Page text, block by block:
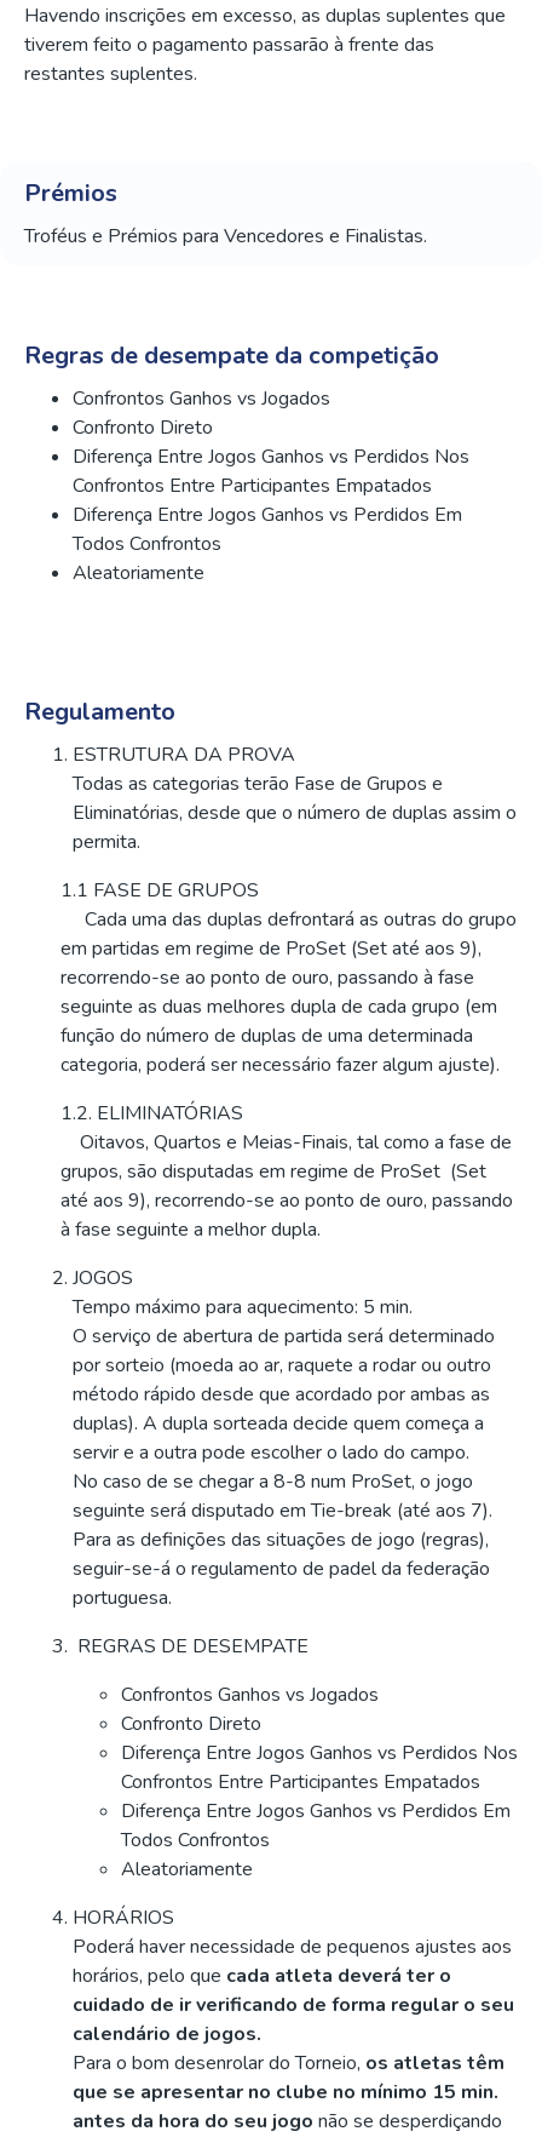
Havendo inscrições em excesso, as duplas suplentes que
tiverem feito o pagamento passarão à frente das
restantes suplentes.
Prémios
Troféus e Prémios para Vencedores e Finalistas.
Regras de desempate da competição
Confrontos Ganhos vs Jogados
Confronto Direto
Diferença Entre Jogos Ganhos vs Perdidos Nos
Confrontos Entre Participantes Empatados
Diferença Entre Jogos Ganhos vs Perdidos Em
Todos Confrontos
Aleatoriamente
Regulamento
ESTRUTURA DA PROVA
Todas as categorias terão Fase de Grupos e
Eliminatórias, desde que o número de duplas assim o
permita.
1.1 FASE DE GRUPOS
Cada uma das duplas defrontará as outras do grupo
em partidas em regime de ProSet (Set até aos 9),
recorrendo-se ao ponto de ouro, passando à fase
seguinte as duas melhores dupla de cada grupo (em
função do número de duplas de uma determinada
categoria, poderá ser necessário fazer algum ajuste).
1.2. ELIMINATÓRIAS
Oitavos, Quartos e Meias-Finais, tal como a fase de
grupos, são disputadas em regime de ProSet (Set
até aos 9), recorrendo-se ao ponto de ouro, passando
à fase seguinte a melhor dupla.
JOGOS
Tempo máximo para aquecimento: 5 min.
O serviço de abertura de partida será determinado
por sorteio (moeda ao ar, raquete a rodar ou outro
método rápido desde que acordado por ambas as
duplas). A dupla sorteada decide quem começa a
servir e a outra pode escolher o lado do campo.
No caso de se chegar a 8-8 num ProSet, o jogo
seguinte será disputado em Tie-break (até aos 7).
Para as definições das situações de jogo (regras),
seguir-se-á o regulamento de padel da federação
portuguesa.
REGRAS DE DESEMPATE
Confrontos Ganhos vs Jogados
Confronto Direto
Diferença Entre Jogos Ganhos vs Perdidos Nos
Confrontos Entre Participantes Empatados
Diferença Entre Jogos Ganhos vs Perdidos Em
Todos Confrontos
Aleatoriamente
HORÁRIOS
Poderá haver necessidade de pequenos ajustes aos
horários, pelo que cada atleta deverá ter o
cuidado de ir verificando de forma regular o seu
calendário de jogos.
Para o bom desenrolar do Torneio, os atletas têm
que se apresentar no clube no mínimo 15 min.
antes da hora do seu jogo não se desperdiçando